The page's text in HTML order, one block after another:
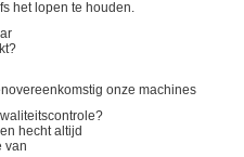
het lopen te houden.
onze machines
hecht altijd
van